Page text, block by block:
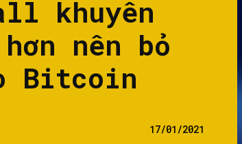
khuyên
nên bỏ
Bitcoin
17/01/2021